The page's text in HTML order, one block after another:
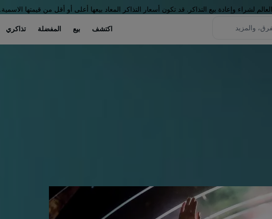
لشراء وإعادة بيع التذاكر. قد تكون أسعار التذاكر المعاد بيعها أعلى أو أقل من قيمتها الاسمية.
اكتشف بيع المفضلة تذاكري